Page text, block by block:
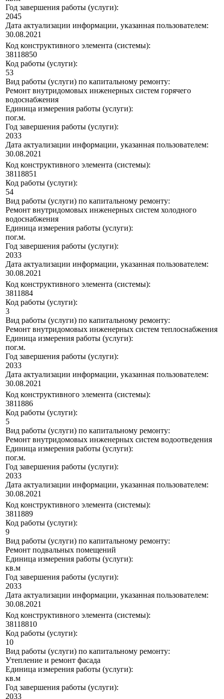
Год завершения работы (услуги):
2045
Дата актуализации информации, указанная пользователем:
30.08.2021
Код конструктивного элемента (системы):
38118850
Код работы (услуги):
53
Вид работы (услуги) по капитальному ремонту:
Ремонт внутридомовых инженерных систем горячего
водоснабжения
Единица измерения работы (услуги):
пог.м.
Год завершения работы (услуги):
2033
Дата актуализации информации, указанная пользователем:
30.08.2021
Код конструктивного элемента (системы):
38118851
Код работы (услуги):
54
Вид работы (услуги) по капитальному ремонту:
Ремонт внутридомовых инженерных систем холодного
водоснабжения
Единица измерения работы (услуги):
пог.м.
Год завершения работы (услуги):
2033
Дата актуализации информации, указанная пользователем:
30.08.2021
Код конструктивного элемента (системы):
3811884
Код работы (услуги):
3
Вид работы (услуги) по капитальному ремонту:
Ремонт внутридомовых инженерных систем теплоснабжения
Единица измерения работы (услуги):
пог.м.
Год завершения работы (услуги):
2033
Дата актуализации информации, указанная пользователем:
30.08.2021
Код конструктивного элемента (системы):
3811886
Код работы (услуги):
5
Вид работы (услуги) по капитальному ремонту:
Ремонт внутридомовых инженерных систем водоотведения
Единица измерения работы (услуги):
пог.м.
Год завершения работы (услуги):
2033
Дата актуализации информации, указанная пользователем:
30.08.2021
Код конструктивного элемента (системы):
3811889
Код работы (услуги):
9
Вид работы (услуги) по капитальному ремонту:
Ремонт подвальных помещений
Единица измерения работы (услуги):
кв.м
Год завершения работы (услуги):
2033
Дата актуализации информации, указанная пользователем:
30.08.2021
Код конструктивного элемента (системы):
38118810
Код работы (услуги):
10
Вид работы (услуги) по капитальному ремонту:
Утепление и ремонт фасада
Единица измерения работы (услуги):
кв.м
Год завершения работы (услуги):
2033